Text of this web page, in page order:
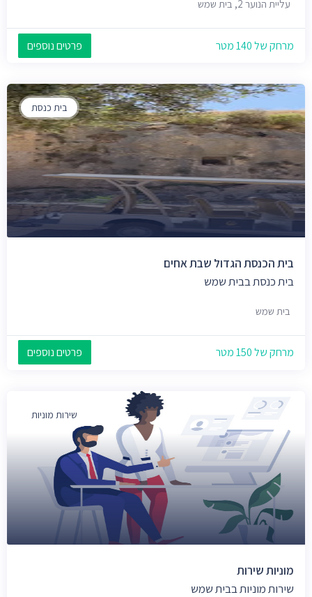
עליית הנוער 2, בית שמש
מרחק של 140 מטר פרטים נוספים
בית כנסת
בית הכנסת הגדול שבת אחים
בית כנסת בבית שמש
בית שמש
מרחק של 150 מטר פרטים נוספים
שירות מוניות
מוניות שירות
שירות מוניות בבית שמש